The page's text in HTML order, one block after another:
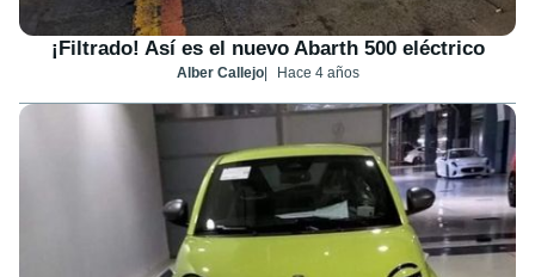
¡Filtrado! Así es el nuevo Abarth 500 eléctrico
Alber Callejo Hace 4 años